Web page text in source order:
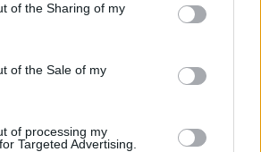
or usage behaviour. You may click to
to Google and its third-party tags to
specified purposes in below Google
of the Sharing of my
of the Sale of my
of processing my
Targeted Advertising.
Bogi új dalát